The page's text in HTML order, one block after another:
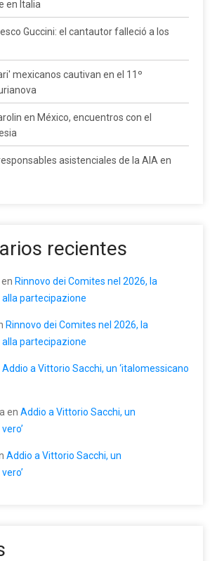
en Italia
Guccini: el cantautor falleció a los
mexicanos cautivan en el 11º
en México, encuentros con el
asistenciales de la AIA en
recientes
en Rinnovo dei Comites nel 2026, la
alla partecipazione
Rinnovo dei Comites nel 2026, la
alla partecipazione
Addio a Vittorio Sacchi, un ‘italomessicano
en Addio a Vittorio Sacchi, un
Addio a Vittorio Sacchi, un